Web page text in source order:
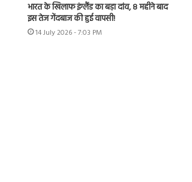
भारत के खिलाफ इंग्लैंड का बड़ा दांव, 8 महीने बाद
इस तेज गेंदबाज की हुई वापसी!
14 July 2026 - 7:03 PM